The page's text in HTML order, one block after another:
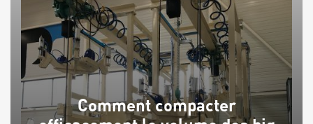
Comment compacter